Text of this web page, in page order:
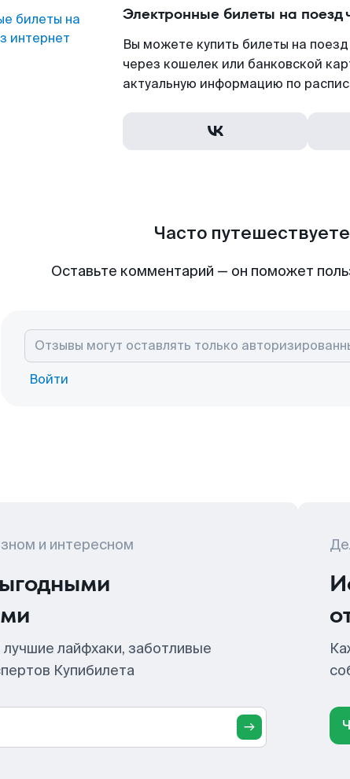
билеты на
интернет
Электронные билеты на поезд
Вы можете купить билеты на
через кошелек или банковской
актуальную информацию по
Часто
Оставьте комментарий — он поможет
Войти
и интересном
лайфхаки, заботливые
Купибилета